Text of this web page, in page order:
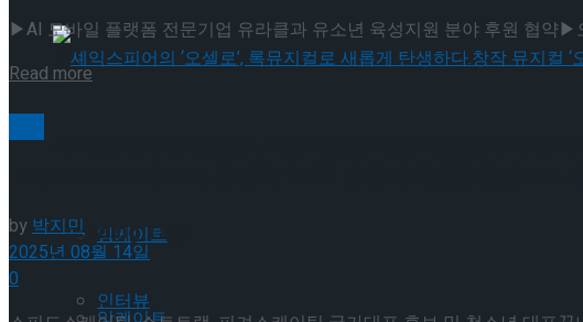
셰익스피어의 ‘오셀로’, 록뮤지컬로 새롭게 탄생하다.창
앙케이트
인터뷰
Trending Tags
▶AI 모바일 플랫폼 전문기업 유라클과 유소년 육성지원 분야 후원 협약▶
Read moreDetails
by박지민
2025년 08월 14일
0